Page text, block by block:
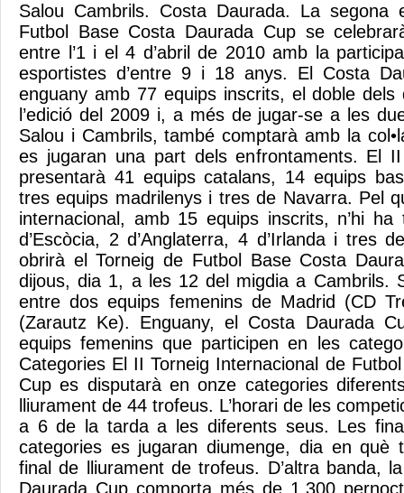
Salou Cambrils. Costa Daurada. La segona
Futbol Base Costa Daurada Cup se
entre l’1 i el 4 d’abril de 2010 amb la
esportistes d’entre 9 i 18 anys. El Costa
enguany amb 77 equips inscrits, el doble
l’edició del 2009 i, a més de jugar-se a les
Salou i Cambrils, també comptarà amb la
es jugaran una part dels enfrontaments. El
presentarà 41 equips catalans, 14 equips
tres equips madrilenys i tres de Navarra. Pel
internacional, amb 15 equips inscrits, n’hi ha
d’Escòcia, 2 d’Anglaterra, 4 d’Irlanda i tres
obrirà el Torneig de Futbol Base Costa
dijous, dia 1, a les 12 del migdia a Cambrils.
entre dos equips femenins de Madrid (CD
(Zarautz Ke). Enguany, el Costa Daurada
equips femenins que participen en les
Categories El II Torneig Internacional de
Cup es disputarà en onze categories
lliurament de 44 trofeus. L’horari de les
a 6 de la tarda a les diferents seus. Les
categories es jugaran diumenge, dia en què
final de lliurament de trofeus. D’altra banda,
Daurada Cup comporta més de 1.300